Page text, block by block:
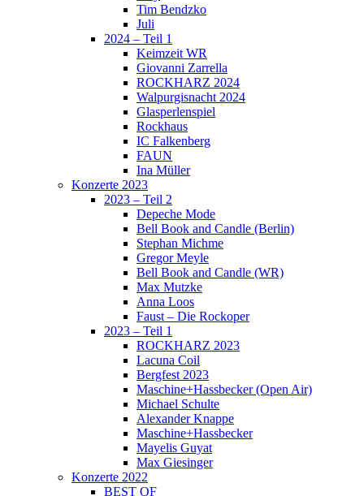
Tim Bendzko
Juli
2024 – Teil 1
Keimzeit WR
Giovanni Zarrella
ROCKHARZ 2024
Walpurgisnacht 2024
Glasperlenspiel
Rockhaus
IC Falkenberg
FAUN
Ina Müller
Konzerte 2023
2023 – Teil 2
Depeche Mode
Bell Book and Candle (Berlin)
Stephan Michme
Gregor Meyle
Bell Book and Candle (WR)
Max Mutzke
Anna Loos
Faust – Die Rockoper
2023 – Teil 1
ROCKHARZ 2023
Lacuna Coil
Bergfest 2023
Maschine+Hassbecker (Open Air)
Michael Schulte
Alexander Knappe
Maschine+Hassbecker
Mayelis Guyat
Max Giesinger
Konzerte 2022
BEST OF